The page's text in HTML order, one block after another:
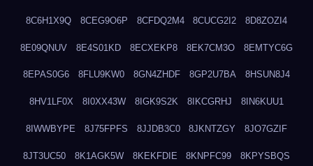
8C6H1X9Q 8CEG9O6P 8CFDQ2M4 8CUCG2I2 8D8ZOZI4
8E09QNUV 8E4S01KD 8ECXEKP8 8EK7CM3O 8EMTYC6G
8EPAS0G6 8FLU9KW0 8GN4ZHDF 8GP2U7BA 8HSUN8J4
8HV1LF0X 8I0XX43W 8IGK9S2K 8IKCGRHJ 8IN6KUU1
8IWWBYPE 8J75FPFS 8JJDB3C0 8JKNTZGY 8JO7GZIF
8JT3UC50 8K1AGK5W 8KEKFDIE 8KNPFC99 8KPYSBQS